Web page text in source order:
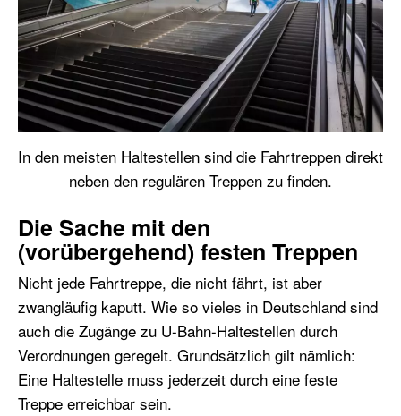
In den meisten Haltestellen sind die Fahrtreppen direkt
neben den regulären Treppen zu finden.
Die Sache mit den
(vorübergehend) festen Treppen
Nicht jede Fahrtreppe, die nicht fährt, ist aber
zwangläufig kaputt. Wie so vieles in Deutschland sind
auch die Zugänge zu U-Bahn-Haltestellen durch
Verordnungen geregelt. Grundsätzlich gilt nämlich:
Eine Haltestelle muss jederzeit durch eine feste
Treppe erreichbar sein.